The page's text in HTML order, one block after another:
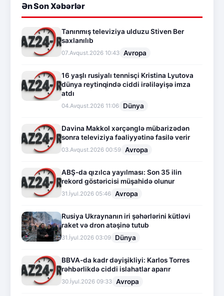
Ən Son Xəbərlər
Tanınmış televiziya ulduzu Stiven Ber
saxlanılıb
07.Avqust.2026 10:43 Avropa
16 yaşlı rusiyalı tennisçi Kristina Lyutova
dünya reytinqində ciddi irəliləyişə imza
atdı
04.Avqust.2026 11:06 Dünya
Davina Makkol xərçənglə mübarizədən
sonra televiziya fəaliyyətinə fasilə verir
03.Avqust.2026 00:59 Avropa
ABŞ-da qızılca yayılması: Son 35 ilin
rekord göstəricisi müşahidə olunur
31.İyul.2026 05:46 Avropa
Rusiya Ukraynanın iri şəhərlərini kütləvi
raket və dron atəşinə tutub
31.İyul.2026 03:09 Dünya
BBVA-da kadr dəyişikliyi: Karlos Torres
rəhbərlikdə ciddi islahatlar aparır
30.İyul.2026 09:33 Avropa